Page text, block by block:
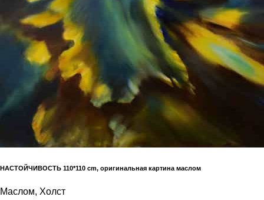
НАСТОЙЧИВОСТЬ 110*110 cm, оригинальная картина маслом
Маслом, Холст